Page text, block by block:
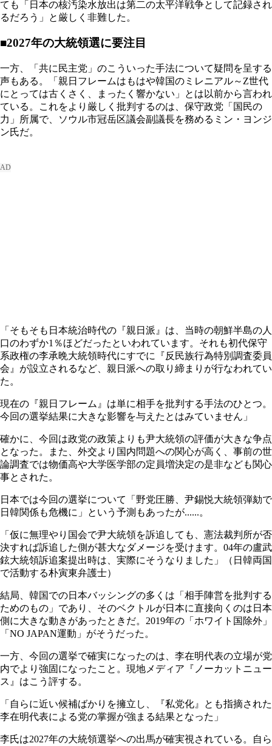
ても「日本の核汚染水放出は第二の太平洋戦争として記録され
るだろう」と厳しく非難した。
■2027年の大統領選に要注目
一方、「共に民主党」のこういった手法について疑問を呈する
声もある。「親日フレームはもはや韓国のミレニアル～Z世代
にとっては古くさく、まったく響かない」とは以前から言われ
ている。これをより厳しく批判するのは、保守政党「国民の
力」所属で、ソウル市冠岳区議会副議長を務めるミン・ヨンジ
ン氏だ。
「そもそも日本統治時代の『親日派』は、当時の朝鮮半島の人
口のわずか1％ほどだったといわれています。それも初代保守
系政権の李承晩大統領時代にすでに『反民族行為特別調査委員
会』が設立されるなど、親日派への取り締まりが行なわれてい
た。
現在の『親日フレーム』は単に相手を批判する手法のひとつ。
今回の選挙結果に大きな影響を与えたとはみていません」
確かに、今回は政党の政策よりも尹大統領の評価が大きな争点
となった。また、外交より国内問題への関心が高く、事前の世
論調査では物価高や大学医学部の定員増決定の是非なども関心
事とされた。
日本では今回の選挙について「野党圧勝、尹錫悦大統領弾劾で
日韓関係も危機に」という予測もあったが......。
「仮に無理やり国会で尹大統領を訴追しても、憲法裁判所が否
決すれば訴追した側が甚大なダメージを受けます。04年の盧武
鉉大統領訴追案提出時は、実際にそうなりました」（日韓両国
で活動する朴寅東弁護士）
結局、韓国での日本バッシングの多くは「相手陣営を批判する
ためのもの」であり、そのベクトルが日本に直接向くのは日本
側に大きな動きがあったときだ。2019年の「ホワイト国除外」
「NO JAPAN運動」がそうだった。
一方、今回の選挙で確実になったのは、李在明代表の立場が党
内でより強固になったこと。現地メディア『ノーカットニュー
ス』はこう評する。
「自らに近い候補ばかりを擁立し、『私党化』とも指摘された
李在明代表による党の掌握が強まる結果となった」
李氏は2027年の大統領選挙への出馬が確実視されている。自ら